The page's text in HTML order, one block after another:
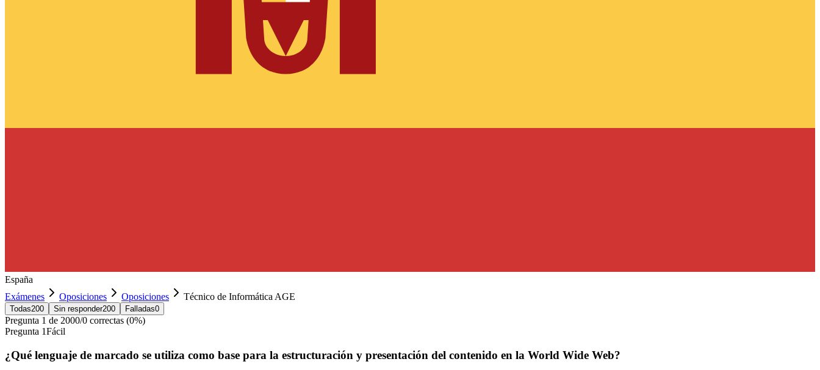
España
Exámenes
Oposiciones Oposiciones Técnico de Informática AGE
Todas200 Sin responder200 Falladas0
Pregunta 1 de 2000/0 correctas (0%)
Pregunta 1Fácil
¿Qué lenguaje de marcado se utiliza como base para la estructuración y presentación del contenido en la World Wide Web?